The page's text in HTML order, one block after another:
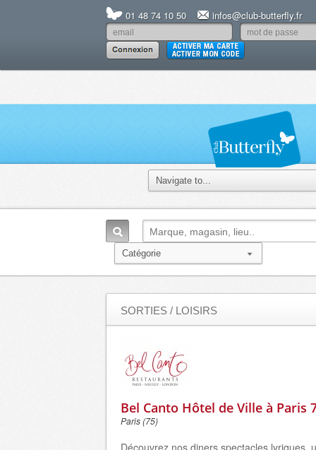
01 48 74 10 50 infos@club-butterfly.fr
SORTIES / LOISIRS
Bel Canto Hôtel de Ville à Paris
Paris (75)
Découvrez nos diners spectacles lyriques,